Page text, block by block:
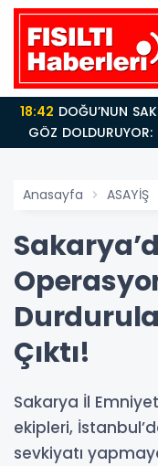
18:42
GÖZ
Anasayfa ASAYİŞ
Çıktı!
Sakarya İl
ekipleri,
sevkiyatı